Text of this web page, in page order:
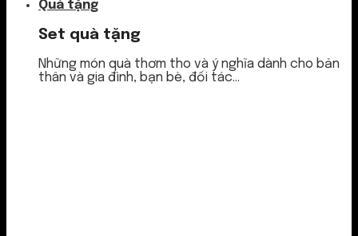
Quà tặng
Set quà tặng
Những món quà thơm tho và ý nghĩa dành cho bản
thân và gia đình, bạn bè, đối tác...